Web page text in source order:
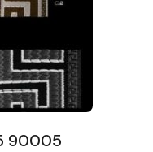
90005